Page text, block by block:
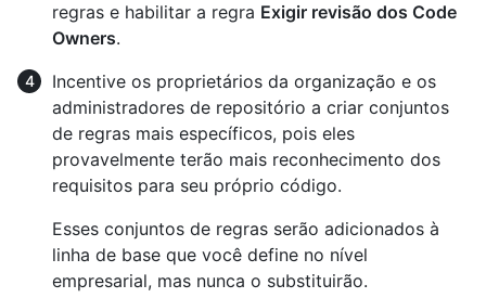
regras e habilitar a regra Exigir revisão dos Code
Owners.
Incentive os proprietários da organização e os
administradores de repositório a criar conjuntos
de regras mais específicos, pois eles
provavelmente terão mais reconhecimento dos
requisitos para seu próprio código.
Esses conjuntos de regras serão adicionados à
linha de base que você define no nível
empresarial, mas nunca o substituirão.